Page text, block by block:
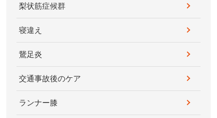
梨状筋症候群
寝違え
鵞足炎
交通事故後のケア
ランナー膝